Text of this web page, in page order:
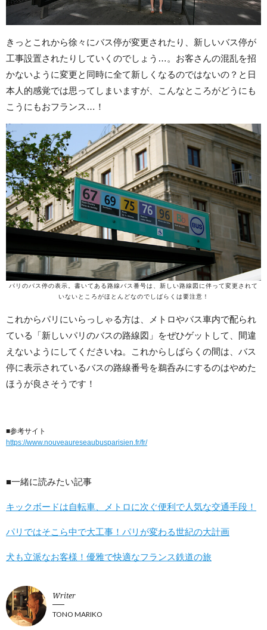
きっとこれから徐々にバス停が変更されたり、新しいバス停が
工事設置されたりしていくのでしょう…。お客さんの混乱を招
かないように変更と同時に全て新しくなるのではないの？と日
本人的感覚では思ってしまいますが、こんなところがどうにも
こうにもおフランス…！
パリのバス停の表示。書いてある路線バス番号は、新しい路線図に伴って変更されて
いないところがほとんどなのでしばらくは要注意！
これからパリにいらっしゃる方は、メトロやバス車内で配られ
ている「新しいパリのバスの路線図」をぜひゲットして、間違
えないようにしてくださいね。これからしばらくの間は、バス
停に表示されているバスの路線番号を鵜呑みにするのはやめた
ほうが良さそうです！
■参考サイト
https://www.nouveaureseaubusparisien.fr/fr/
■一緒に読みたい記事
キックボードは自転車、メトロに次ぐ便利で人気な交通手段！
パリではそこら中で大工事！パリが変わる世紀の大計画
犬も立派なお客様！優雅で快適なフランス鉄道の旅
Writer
TONO MARIKO